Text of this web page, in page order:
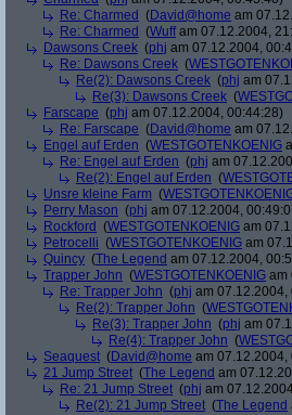
Re: Charmed (David@home am
Re: Charmed (Wuffam 07.12.2004,
Dawsons Creek (phj am 07.12.2004,
Re: Dawsons Creek (
Re(2): Dawsons Creek (phj am
Re(3): Dawsons Creek (
Farscape (phj am 07.12.2004, 00:44:28)
Re: Farscape (David@home am
Engel auf Erden (WESTGOTENKOENIG
Re: Engel auf Erden (phj am
Re(2): Engel auf Erden (
Unsre kleine Farm (
Perry Mason (phj am 07.12.2004,
Rockford (WESTGOTENKOENIG am
Petrocelli (WESTGOTENKOENIG am
Quincy (The Legend am 07.12.2004,
Trapper John (WESTGOTENKOENIG am
Re: Trapper John (phj am 07.12.2004,
Re(2): Trapper John (
Re(3): Trapper John (phj am
Re(4): Trapper John (
Seaquest (David@home am 07.12.2004,
21 Jump Street (The Legend am
Re: 21 Jump Street (phj am
Re(2): 21 Jump Street (The Legend